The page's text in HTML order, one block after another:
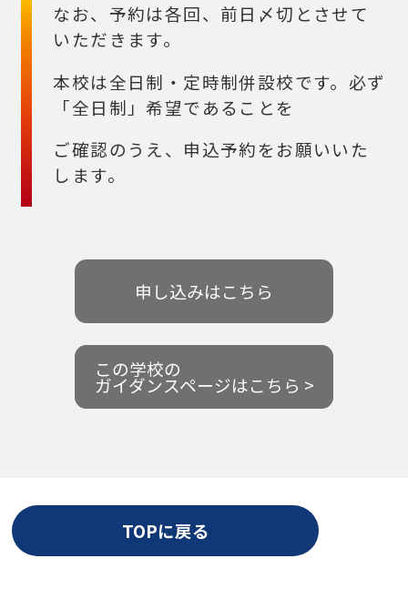
なお、予約は各回、前日〆切とさせて
いただきます。
本校は全日制・定時制併設校です。必ず
「全日制」希望であることを
ご確認のうえ、申込予約をお願いいた
します。
申し込みはこちら
この学校の
ガイダンスページはこちら >
TOPに戻る